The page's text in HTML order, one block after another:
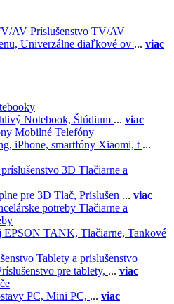
Príslušenstvo TV/AV
Univerzálne diaľkové ov ... viac
Notebook, Štúdium ... viac
Mobilné Telefóny
iPhone, smartfóny Xiaomi, t ...
3D Tlačiarne a
pre 3D Tlač, Príslušen ... viac
Tlačiarne a
EPSON TANK, Tlačiarne, Tankové
Tablety a príslušenstvo
pre tablety, ... viac
PC, Mini PC, ... viac